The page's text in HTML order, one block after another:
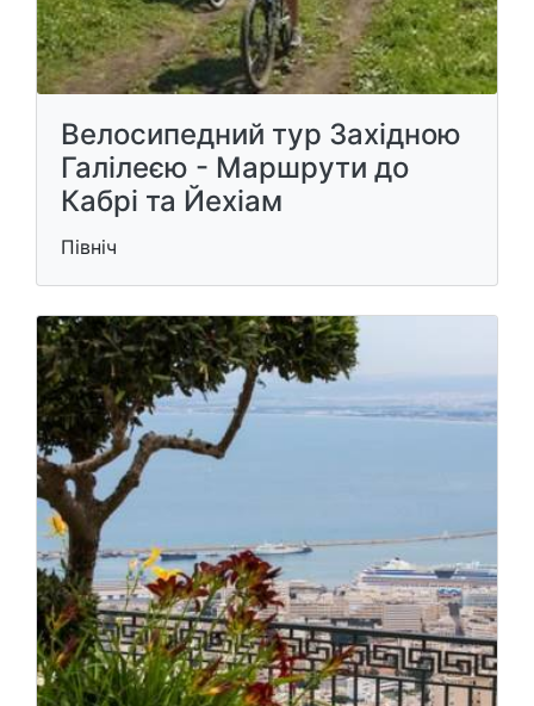
Велосипедний тур Західною
Галілеєю - Маршрути до
Кабрі та Йехіам
Північ